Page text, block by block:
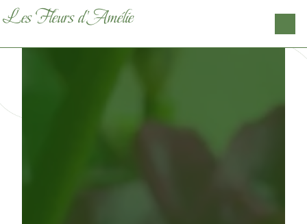
Les Fleurs d'Amélie
Panneau de gestion des cookies